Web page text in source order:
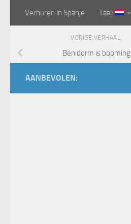
Verhuren in Spanje Taal:
VORIGE VERHAAL
Benidorm is booming
AANBEVOLEN: